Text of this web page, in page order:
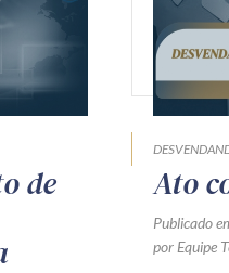
de
Ato
Publicado
por Equipe